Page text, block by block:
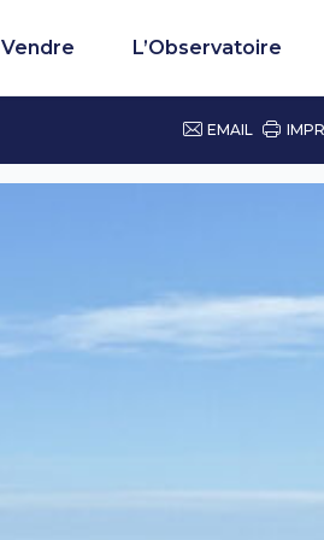
Vendre L’Observatoire
EMAIL